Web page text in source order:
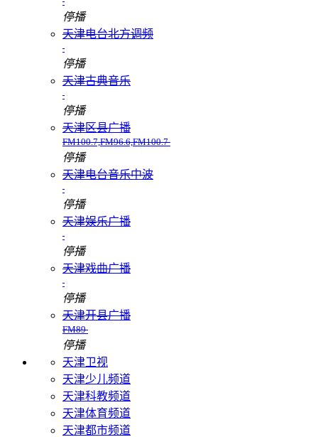
停播
天津电台北方调频
停播
天津古典音乐
停播
天津区县广播
FM100.7,FM96.6,FM100.7
停播
天津电台音乐中波
停播
天津娱乐广播
停播
天津戏曲广播
停播
天津开县广播
FM89
停播
天津卫视
天津少儿频道
天津科教频道
天津体育频道
天津都市频道